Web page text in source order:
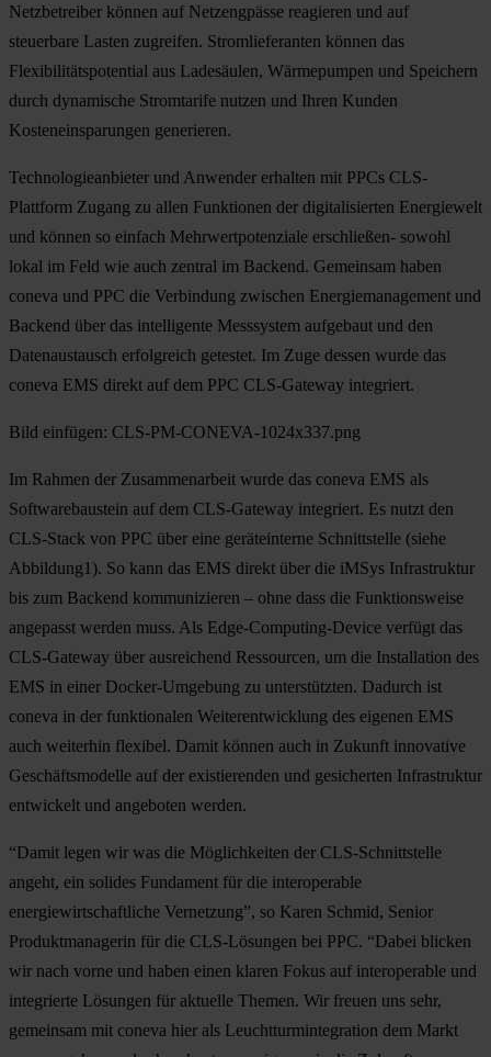
Netzbetreiber können auf Netzengpässe reagieren und auf
steuerbare Lasten zugreifen. Stromlieferanten können das
Flexibilitätspotential aus Ladesäulen, Wärmepumpen und Speichern
durch dynamische Stromtarife nutzen und Ihren Kunden
Kosteneinsparungen generieren.
Technologieanbieter und Anwender erhalten mit PPCs CLS-
Plattform Zugang zu allen Funktionen der digitalisierten Energiewelt
und können so einfach Mehrwertpotenziale erschließen- sowohl
lokal im Feld wie auch zentral im Backend. Gemeinsam haben
coneva und PPC die Verbindung zwischen Energiemanagement und
Backend über das intelligente Messsystem aufgebaut und den
Datenaustausch erfolgreich getestet. Im Zuge dessen wurde das
coneva EMS direkt auf dem PPC CLS-Gateway integriert.
Bild einfügen: CLS-PM-CONEVA-1024x337.png
Im Rahmen der Zusammenarbeit wurde das coneva EMS als
Softwarebaustein auf dem CLS-Gateway integriert. Es nutzt den
CLS-Stack von PPC über eine geräteinterne Schnittstelle (siehe
Abbildung1). So kann das EMS direkt über die iMSys Infrastruktur
bis zum Backend kommunizieren – ohne dass die Funktionsweise
angepasst werden muss. Als Edge-Computing-Device verfügt das
CLS-Gateway über ausreichend Ressourcen, um die Installation des
EMS in einer Docker-Umgebung zu unterstützten. Dadurch ist
coneva in der funktionalen Weiterentwicklung des eigenen EMS
auch weiterhin flexibel. Damit können auch in Zukunft innovative
Geschäftsmodelle auf der existierenden und gesicherten Infrastruktur
entwickelt und angeboten werden.
“Damit legen wir was die Möglichkeiten der CLS-Schnittstelle
angeht, ein solides Fundament für die interoperable
energiewirtschaftliche Vernetzung”, so Karen Schmid, Senior
Produktmanagerin für die CLS-Lösungen bei PPC. “Dabei blicken
wir nach vorne und haben einen klaren Fokus auf interoperable und
integrierte Lösungen für aktuelle Themen. Wir freuen uns sehr,
gemeinsam mit coneva hier als Leuchtturmintegration dem Markt